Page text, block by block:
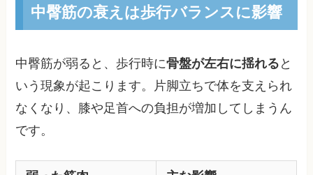
中臀筋の衰えは歩行バランスに影響
中臀筋が弱ると、歩行時に骨盤が左右に揺れる と
いう現象が起こります。片脚立ちで体を支えられ
なくなり、膝や足首への負担が増加してしまうん
です。